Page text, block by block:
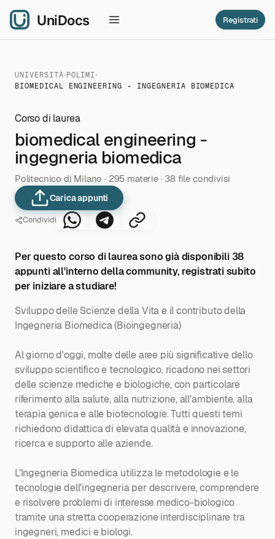
Registrati
UNIVERSITÀ POLIMI
BIOMEDICAL ENGINEERING - INGEGNERIA BIOMEDICA
Corso di laurea
biomedical engineering -
ingegneria biomedica
Politecnico di Milano · 295 materie · 38 file condivisi
Carica appunti
Condividi
Per questo corso di laurea sono già disponibili 38
appunti all'interno della community, registrati subito
per iniziare a studiare!
Sviluppo delle Scienze della Vita e il contributo della
Ingegneria Biomedica (Bioingegneria)
Al giorno d'oggi, molte delle aree più significative dello
sviluppo scientifico e tecnologico, ricadono nei settori
delle scienze mediche e biologiche, con particolare
riferimento alla salute, alla nutrizione, all'ambiente, alla
terapia genica e alle biotecnologie. Tutti questi temi
richiedono didattica di elevata qualità e innovazione,
ricerca e supporto alle aziende.
L'Ingegneria Biomedica utilizza le metodologie e le
tecnologie dell'ingegneria per descrivere, comprendere
e risolvere problemi di interesse medico-biologico
tramite una stretta cooperazione interdisciplinare tra
ingegneri, medici e biologi.